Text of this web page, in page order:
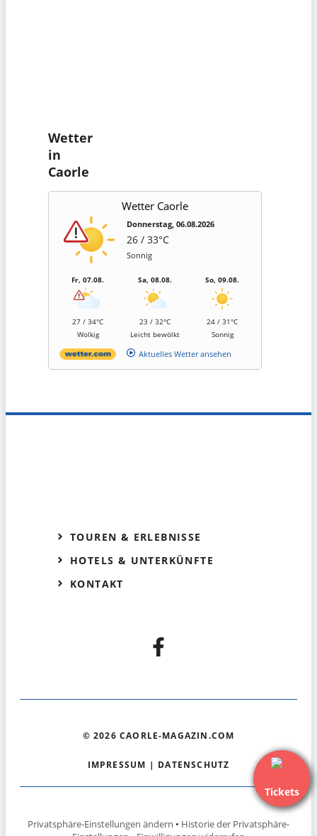
Wetter
in
Caorle
Wetter Caorle
Donnerstag, 06.08.2026
26 / 33°C
Sonnig
Fr, 07.08.
27 / 34°C
Wolkig
Sa, 08.08.
23 / 32°C
Leicht bewölkt
So, 09.08.
24 / 31°C
Sonnig
Aktuelles Wetter ansehen
Tickets
TOUREN & ERLEBNISSE
HOTELS & UNTERKÜNFTE
KONTAKT
© 2026 CAORLE-MAGAZIN.COM
IMPRESSUM | DATENSCHUTZ
Privatsphäre-Einstellungen ändern • Historie der Privatsphäre-